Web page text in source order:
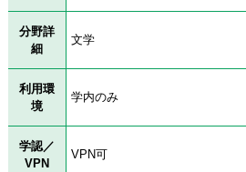
分野詳
細
文学
利用環
境
学内のみ
学認／
VPN
VPN可